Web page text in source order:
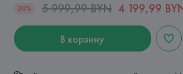
30% 5 999,99 BYN 4 199,99
В корзину